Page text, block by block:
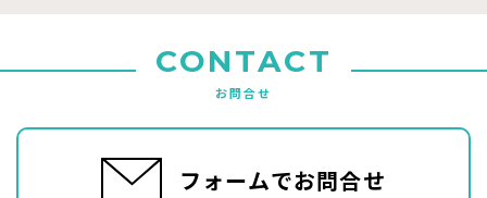
CONTACT
お問合せ
フォームでお問合せ